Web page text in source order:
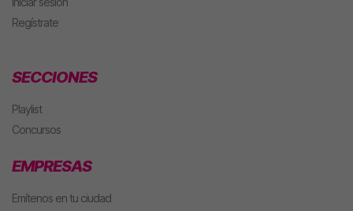
Regístrate
SECCIONES
Playlist
Concursos
EMPRESAS
Emítenos en tu ciudad